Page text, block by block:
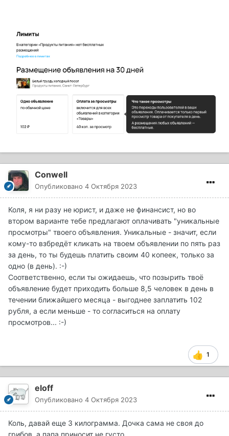
Conwell
Опубликовано 4 Октября 2023
Коля, я ни разу не юрист, и даже не финансист, но во
втором варианте тебе предлагают оплачивать "уникальные
просмотры" твоего объявления. Уникальные - значит, если
кому-то взбредёт кликать на твоем объявлении по пять раз
за день, то ты будешь платить своим 40 копеек, только за
одно (в день). :-)
Соответственно, если ты ожидаешь, что позырить твоё
объявление будет приходить больше 8,5 человек в день в
течении ближайшего месяца - выгоднее заплатить 102
рубля, а если меньше - то согласиться на оплату
просмотров... :-)
1
eloff
Опубликовано 4 Октября 2023
Коль, давай еще 3 килограмма. Дочка сама не своя до